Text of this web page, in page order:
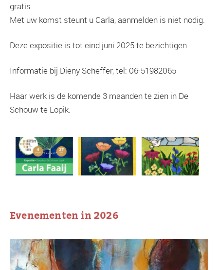
gratis.
Met uw komst steunt u Carla, aanmelden is niet nodig.
Deze expositie is tot eind juni 2025 te bezichtigen.
Informatie bij Dieny Scheffer, tel: 06-51982065
Haar werk is de komende 3 maanden te zien in De
Schouw te Lopik.
Evenementen in 2026